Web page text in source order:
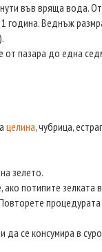
във вряща вода.
година. Веднъж
от пазара до една
целина, чубрица,
зелето.
потипите зелката
да се консумира в